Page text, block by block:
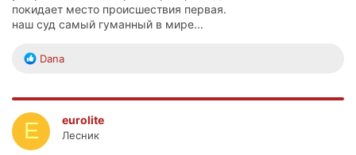
покидает место происшествия первая.
наш суд самый гуманный в мире...
Р
к
ц
и
Dana
E eurolite
Лесник